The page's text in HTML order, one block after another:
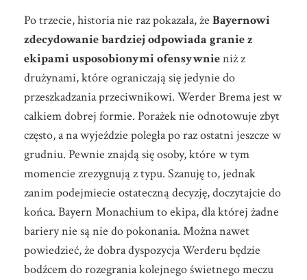
Po trzecie, historia nie raz pokazała, że Bayernowi
zdecydowanie bardziej odpowiada granie z
ekipami usposobionymi ofensywnieniż z
drużynami, które ograniczają się jedynie do
przeszkadzania przeciwnikowi. Werder Brema jest w
całkiem dobrej formie. Porażek nie odnotowuje zbyt
często, a na wyjeździe poległa po raz ostatni jeszcze w
grudniu. Pewnie znajdą się osoby, które w tym
momencie zrezygnują z typu. Szanuję to, jednak
zanim podejmiecie ostateczną decyzję, doczytajcie do
końca. Bayern Monachium to ekipa, dla której żadne
bariery nie są nie do pokonania. Można nawet
powiedzieć, że dobra dyspozycja Werderu będzie
bodźcem do rozegrania kolejnego świetnego meczu